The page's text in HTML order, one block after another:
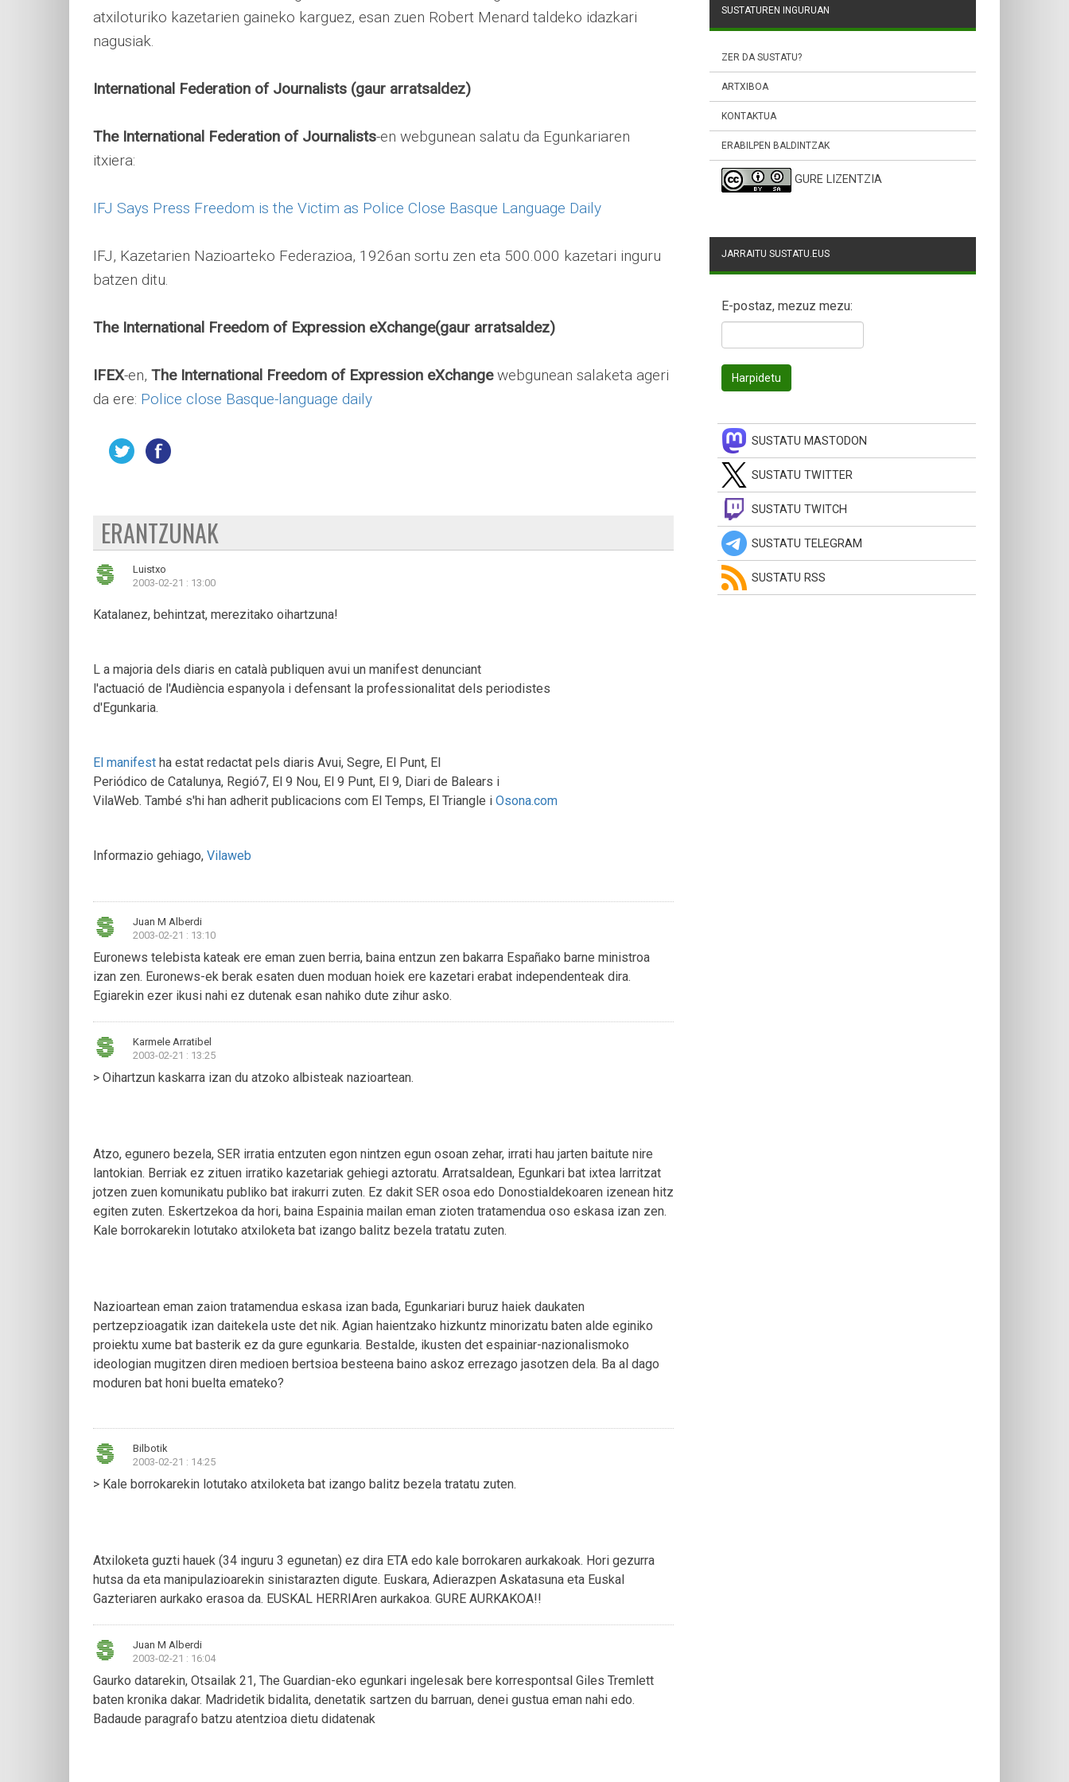
atxiloturiko kazetarien gaineko karguez, esan zuen Robert Menard taldeko idazkari
nagusiak.
International Federation of Journalists (gaur arratsaldez)
The International Federation of Journalists-en webgunean salatu da Egunkariaren
itxiera:
IFJ Says Press Freedom is the Victim as Police Close Basque Language Daily
IFJ, Kazetarien Nazioarteko Federazioa, 1926an sortu zen eta 500.000 kazetari inguru
batzen ditu.
The International Freedom of Expression eXchange(gaur arratsaldez)
IFEX-en, The International Freedom of Expression eXchangewebgunean salaketa ageri
da ere: Police close Basque-language daily
ERANTZUNAK
Luistxo
2003-02-21 : 13:00
Katalanez, behintzat, merezitako oihartzuna!
L a majoria dels diaris en català publiquen avui un manifest denunciant
l'actuació de l'Audiència espanyola i defensant la professionalitat dels periodistes
d'Egunkaria.
El manifest ha estat redactat pels diaris Avui, Segre, El Punt, El
Periódico de Catalunya, Regió7, El 9 Nou, El 9 Punt, El 9, Diari de Balears i
VilaWeb. També s'hi han adherit publicacions com El Temps, El Triangle i Osona.com
Informazio gehiago, Vilaweb
Juan M Alberdi
2003-02-21 : 13:10
Euronews telebista kateak ere eman zuen berria, baina entzun zen bakarra Españako barne ministroa
izan zen. Euronews-ek berak esaten duen moduan hoiek ere kazetari erabat independenteak dira.
Egiarekin ezer ikusi nahi ez dutenak esan nahiko dute zihur asko.
Karmele Arratibel
2003-02-21 : 13:25
> Oihartzun kaskarra izan du atzoko albisteak nazioartean.
Atzo, egunero bezela, SER irratia entzuten egon nintzen egun osoan zehar, irrati hau jarten baitute nire
lantokian. Berriak ez zituen irratiko kazetariak gehiegi aztoratu. Arratsaldean, Egunkari bat ixtea larritzat
jotzen zuen komunikatu publiko bat irakurri zuten. Ez dakit SER osoa edo Donostialdekoaren izenean hitz
egiten zuten. Eskertzekoa da hori, baina Espainia mailan eman zioten tratamendua oso eskasa izan zen.
Kale borrokarekin lotutako atxiloketa bat izango balitz bezela tratatu zuten.
Nazioartean eman zaion tratamendua eskasa izan bada, Egunkariari buruz haiek daukaten
pertzepzioagatik izan daitekela uste det nik. Agian haientzako hizkuntz minorizatu baten alde eginiko
proiektu xume bat basterik ez da gure egunkaria. Bestalde, ikusten det espainiar-nazionalismoko
ideologian mugitzen diren medioen bertsioa besteena baino askoz errezago jasotzen dela. Ba al dago
moduren bat honi buelta emateko?
Bilbotik
2003-02-21 : 14:25
> Kale borrokarekin lotutako atxiloketa bat izango balitz bezela tratatu zuten.
Atxiloketa guzti hauek (34 inguru 3 egunetan) ez dira ETA edo kale borrokaren aurkakoak. Hori gezurra
hutsa da eta manipulazioarekin sinistarazten digute. Euskara, Adierazpen Askatasuna eta Euskal
Gazteriaren aurkako erasoa da. EUSKAL HERRIAren aurkakoa. GURE AURKAKOA!!
Juan M Alberdi
2003-02-21 : 16:04
Gaurko datarekin, Otsailak 21, The Guardian-eko egunkari ingelesak bere korrespontsal Giles Tremlett
baten kronika dakar. Madridetik bidalita, denetatik sartzen du barruan, denei gustua eman nahi edo.
Badaude paragrafo batzu atentzioa dietu didatenak
SUSTATUREN INGURUAN
ZER DA SUSTATU?
ARTXIBOA
KONTAKTUA
ERABILPEN BALDINTZAK
GURE LIZENTZIA
JARRAITU SUSTATU.EUS
E-postaz, mezuz mezu:
SUSTATU MASTODON
SUSTATU TWITTER
SUSTATU TWITCH
SUSTATU TELEGRAM
SUSTATU RSS